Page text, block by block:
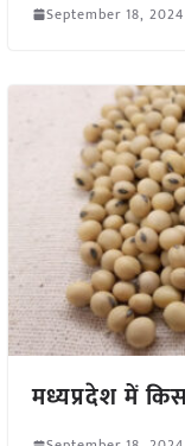
September 18, 2024
मध्यप्रदेश में